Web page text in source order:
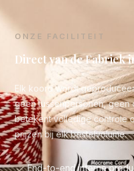
ONZE FACILITEIT
Direct van de Fabriek
Elk koord wordt
geen tussenpersonen, geen
betekent volledige controle
prijzen bij elk bestelvolume.
End-to-end interne